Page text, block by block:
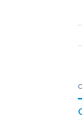
e
i
i